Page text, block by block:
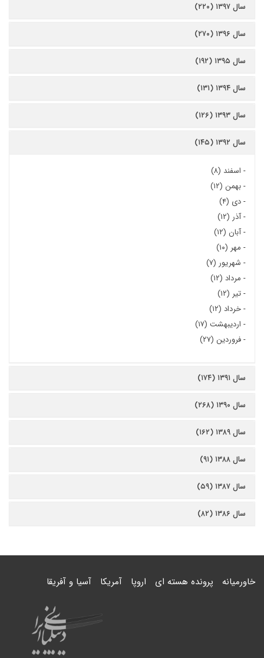
سال ۱۳۹۷ (۲۲۰)
سال ۱۳۹۶ (۲۷۰)
سال ۱۳۹۵ (۱۹۲)
سال ۱۳۹۴ (۱۳۱)
سال ۱۳۹۳ (۱۲۶)
سال ۱۳۹۲ (۱۴۵)
- اسفند (۸)
-بهمن (۱۲)
-دی (۴)
-آذر (۱۲)
-آبان (۱۲)
- مهر (۱۰)
- شهریور (۷)
- مرداد (۱۲)
-تیر (۱۲)
-خرداد (۱۲)
- اردیبهشت (۱۷)
-فروردین (۲۷)
سال ۱۳۹۱ (۱۷۴)
سال ۱۳۹۰ (۲۶۸)
سال ۱۳۸۹ (۱۶۲)
سال ۱۳۸۸ (۹۱)
سال ۱۳۸۷ (۵۹)
سال ۱۳۸۶ (۸۲)
خاورمیانه پرونده هسته ای اروپا آمریکا آسیا و آفریقا